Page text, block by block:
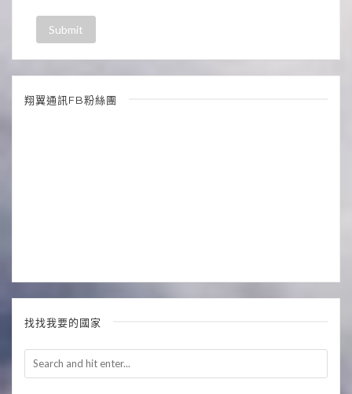
翔翼通訊FB粉絲團
找找我要的國家